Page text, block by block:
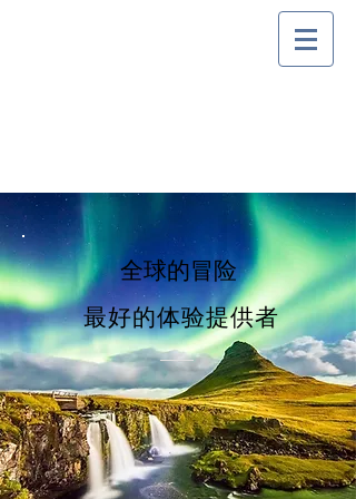
全球的冒险
最好的体验提供者